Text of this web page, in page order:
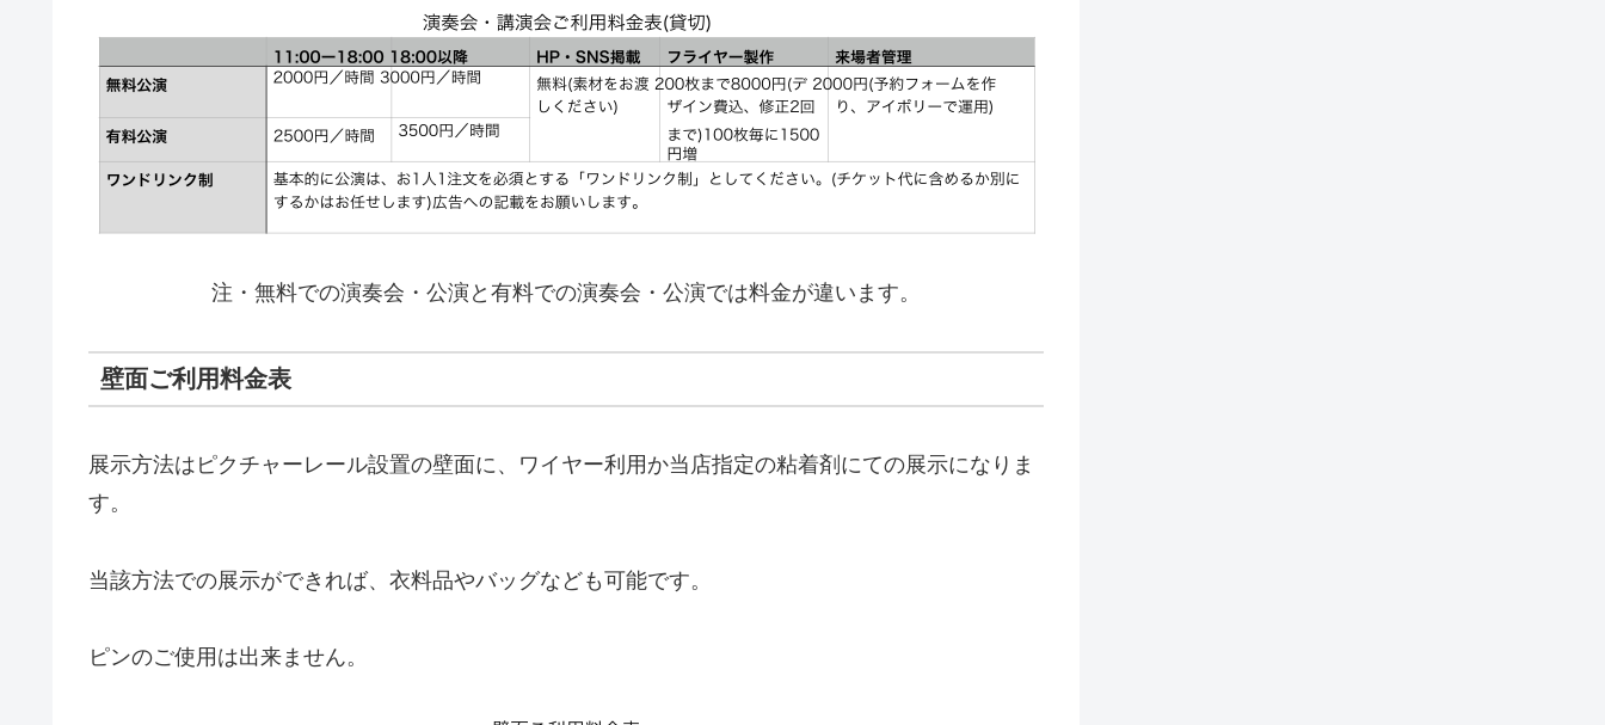
注・無料での演奏会・公演と有料での演奏会・公演では料金が違います。
壁面ご利用料金表
展示方法はピクチャーレール設置の壁面に、ワイヤー利用か当店指定の粘着剤にての展示になりま
す。
当該方法での展示ができれば、衣料品やバッグなども可能です。
ピンのご使用は出来ません。